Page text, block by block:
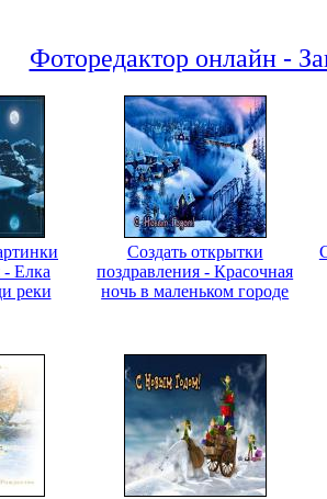
Фоторедактор онлайн -
- Елка
реки
Создать открытки
поздравления - Красочная
ночь в маленьком городе